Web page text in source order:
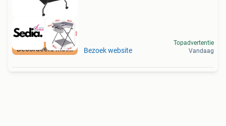
Beoordeeld met 9+ Bezoek website
Topadvertentie
Vandaag